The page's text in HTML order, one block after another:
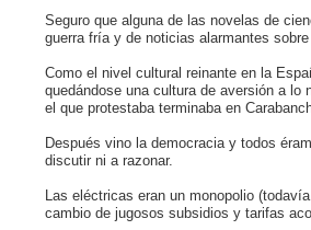
Seguro que alguna de las novelas de
guerra fría y de noticias alarmantes
Como el nivel cultural reinante en la
quedándose una cultura de aversión a lo
el que protestaba terminaba en
Después vino la democracia y todos
discutir ni a razonar.
Las eléctricas eran un monopolio
cambio de jugosos subsidios y tarifas